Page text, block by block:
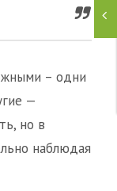
– одни
—
но в
наблюдая